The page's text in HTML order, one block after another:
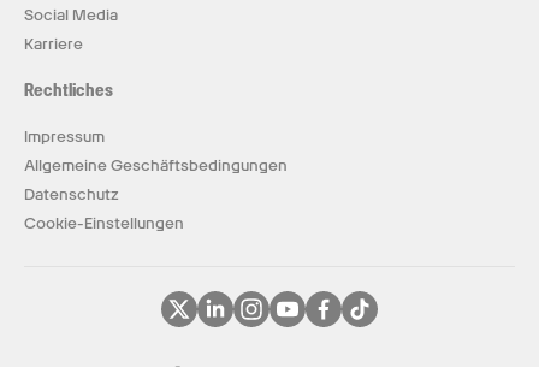
Social Media
Karriere
Rechtliches
Impressum
Allgemeine Geschäftsbedingungen
Datenschutz
Cookie-Einstellungen